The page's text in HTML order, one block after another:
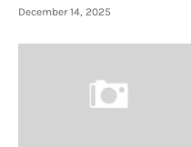
December 14, 2025